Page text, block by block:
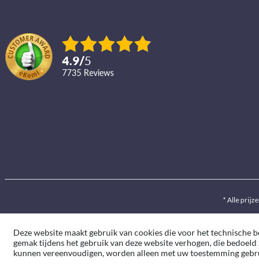
4.9/5
7735 reviews
* Alle
Deze website maakt gebruik van cookies die voor het
gemak tijdens het gebruik van deze website verhogen, die
kunnen vereenvoudigen, worden alleen met uw toestemming